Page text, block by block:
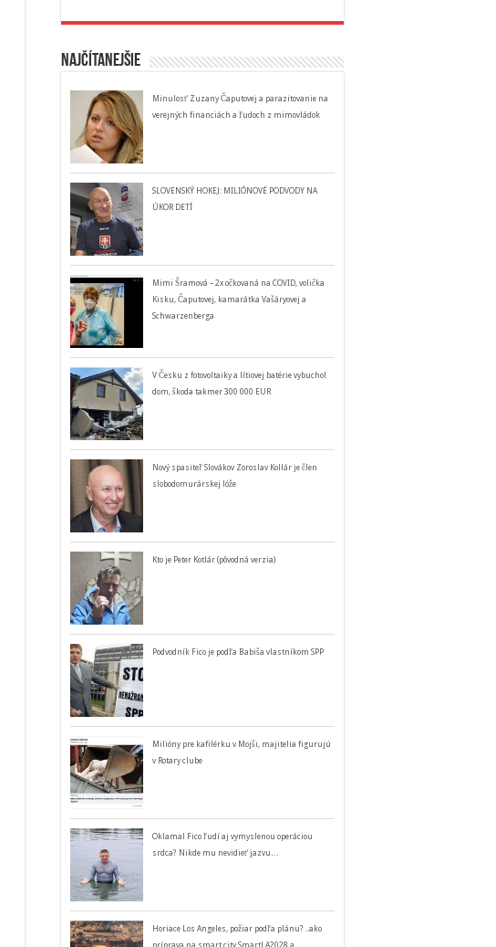
Najčítanejšie
Minulosť Zuzany Čaputovej a parazitovanie na
verejných financiách a ľudoch z mimovládok
SLOVENSKÝ HOKEJ: MILIÓNOVÉ PODVODY NA
ÚKOR DETÍ
Mimi Šramová – 2x očkovaná na COVID, volička
Kisku, Čaputovej, kamarátka Vašáryovej a
Schwarzenberga
V Česku z fotovoltaiky a lítiovej batérie vybuchol
dom, škoda takmer 300 000 EUR
Nový spasiteľ Slovákov Zoroslav Kollár je člen
slobodomurárskej lóže
Kto je Peter Kotlár (pôvodná verzia)
Podvodník Fico je podľa Babiša vlastníkom SPP
Milióny pre kafilérku v Mojši, majitelia figurujú
v Rotary clube
Oklamal Fico ľudí aj vymyslenou operáciou
srdca? Nikde mu nevidieť jazvu…
Horiace Los Angeles, požiar podľa plánu? ..ako